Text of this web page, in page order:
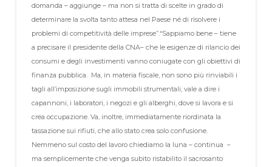
domanda – aggiunge – ma non si tratta di scelte in grado di
determinare la svolta tanto attesa nel Paese né di risolvere i
problemi di competitività delle imprese”.“Sappiamo bene – tiene
a precisare il presidente della CNA– che le esigenze di rilancio dei
consumi e degli investimenti vanno coniugate con gli obiettivi di
finanza pubblica. Ma, in materia fiscale, non sono più rinviabili i
tagli all’imposizione sugli immobili strumentali, vale a dire i
capannoni, i laboratori, i negozi e gli alberghi, dove si lavora e si
crea occupazione. Va, inoltre, immediatamente riordinata la
tassazione sui rifiuti, che allo stato crea solo confusione.
Nemmeno sul costo del lavoro chiediamo la luna – continua –
ma semplicemente che venga subito ristabilito il sacrosanto